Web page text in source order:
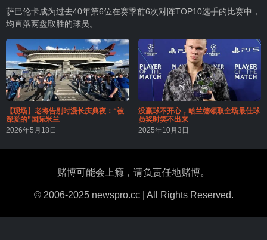
萨巴伦卡成为过去40年第6位在赛季前6次对阵TOP10选手的比赛中，
均直落两盘取胜的球员。
【现场】老将告别时漫长庆典夜：“被
深爱的”国际米兰
2026年5月18日
没赢球不开心，哈兰德领取全场最佳球
员奖时笑不出来
2025年10月3日
赌博可能会上瘾，请负责任地赌博。
© 2006-2025 newspro.cc | All Rights Reserved.